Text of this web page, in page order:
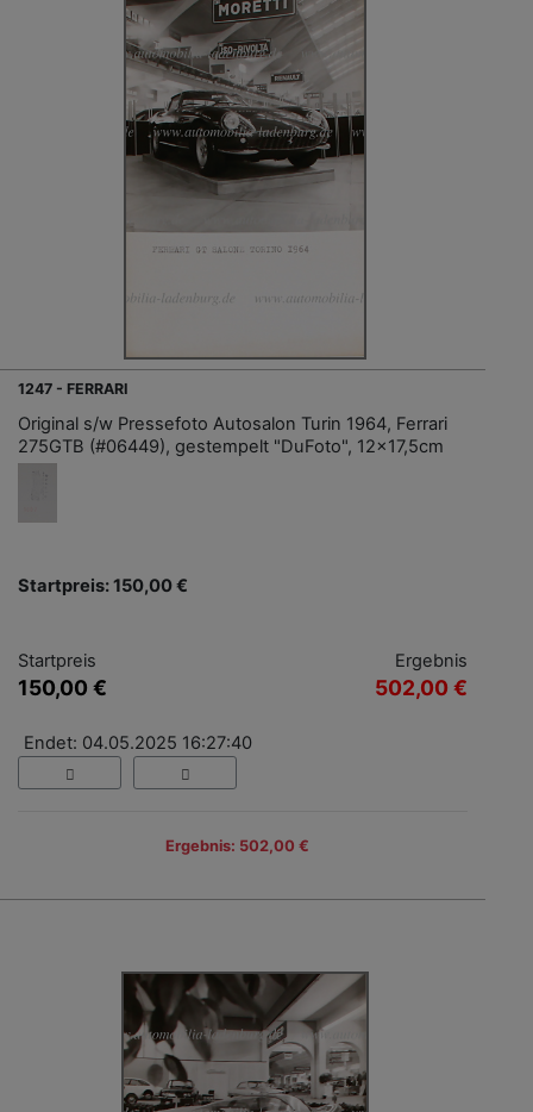
1247 - FERRARI
Original s/w Pressefoto Autosalon Turin 1964, Ferrari
275GTB (#06449), gestempelt "DuFoto", 12x17,5cm
Startpreis: 150,00 €
Startpreis
150,00 €
Ergebnis
502,00 €
Endet: 04.05.2025 16:27:40
Ergebnis: 502,00 €